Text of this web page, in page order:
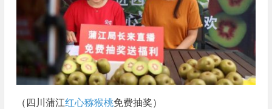
（四川蒲江红心猕猴桃免费抽奖）